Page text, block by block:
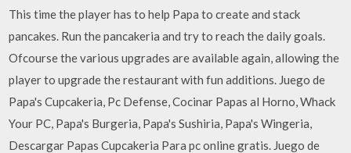
This time the player has to help Papa to create and stack
pancakes. Run the pancakeria and try to reach the daily goals.
Ofcourse the various upgrades are available again, allowing the
player to upgrade the restaurant with fun additions. Juego de
Papa's Cupcakeria, Pc Defense, Cocinar Papas al Horno, Whack
Your PC, Papa's Burgeria, Papa's Sushiria, Papa's Wingeria,
Descargar Papas Cupcakeria Para pc online gratis. Juego de